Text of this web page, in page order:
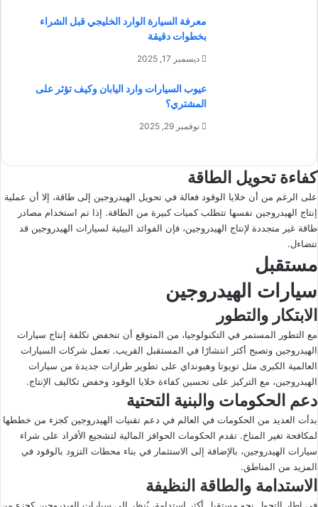
معرفة السيارة الوارد الخليجي قبل الشراء
بخطوات دقيقة
ديسمبر 17, 2025
عيوب السيارات وارد اليابان وكيف تؤثر على
المشتري؟
نوفمبر 29, 2025
كفاءة تحويل الطاقة
على الرغم من أن خلايا الوقود فعالة في تحويل الهيدروجين إلى طاقة، إلا أن عملية
إنتاج الهيدروجين نفسها تتطلب كميات كبيرة من الطاقة. إذا تم استخدام مصادر
طاقة غير متجددة لإنتاج الهيدروجين، فإن الفوائد البيئية لسيارات الهيدروجين قد
تتضاءل.
مستقبل
سيارات الهيدروجين
الابتكار والتطور
مع التطور المستمر في التكنولوجيا، من المتوقع أن تنخفض تكلفة إنتاج سيارات
الهيدروجين وتصبح أكثر انتشارًا في المستقبل القريب. تعمل شركات السيارات
العالمية الكبرى مثل تويوتا وهيونداي على تطوير طرازات جديدة من سيارات
الهيدروجين، مع التركيز على تحسين كفاءة خلايا الوقود وخفض تكاليف الإنتاج.
دعم الحكومات والبنية التحتية
بدأت العديد من الحكومات في العالم في دعم تقنيات الهيدروجين كجزء من خططها
لمكافحة تغير المناخ. تقدم الحكومات الحوافز المالية لتشجيع الأفراد على شراء
سيارات الهيدروجين، بالإضافة إلى الاستثمار في بناء محطات التزود بالوقود في
المزيد من المناطق.
الاستدامة والطاقة النظيفة